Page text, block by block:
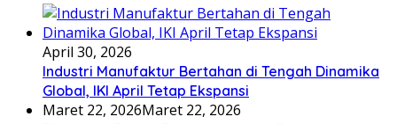
April 30, 2026
Industri Manufaktur Bertahan di Tengah Dinamika
Global, IKI April Tetap Ekspansi
Maret 22, 2026Maret 22, 2026